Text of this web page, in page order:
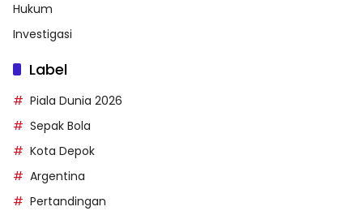
Hukum
Investigasi
Label
Piala Dunia 2026
Sepak Bola
Kota Depok
Argentina
Pertandingan